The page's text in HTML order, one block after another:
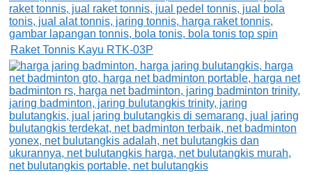
Raket Tonnis Kayu RTK-03P